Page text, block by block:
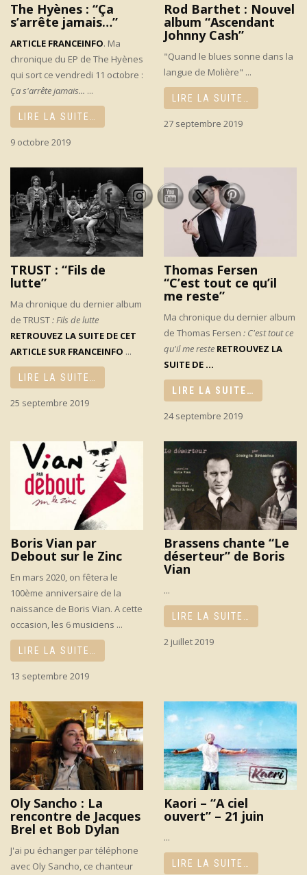
The Hyènes : “Ça
s’arrête jamais…”
ARTICLE FRANCEINFO. Ma
chronique du EP de The Hyènes
qui sort ce vendredi 11 octobre :
Ça s'arrête jamais... ...
LIRE LA SUITE…
9 octobre 2019
Rod Barthet : Nouvel
album “Ascendant
Johnny Cash”
"Quand le blues sonne dans la
langue de Molière" ...
LIRE LA SUITE…
27 septembre 2019
TRUST : “Fils de
lutte”
Ma chronique du dernier album
de TRUST: Fils de lutte
RETROUVEZ LA SUITE DE CET
ARTICLE SUR FRANCEINFO ...
LIRE LA SUITE…
25 septembre 2019
Thomas Fersen
“C’est tout ce qu’il
me reste”
Ma chronique du dernier album
de Thomas Fersen : C'est tout ce
qu'il me reste RETROUVEZ LA
SUITE DE ...
LIRE LA SUITE…
24 septembre 2019
Boris Vian par
Debout sur le Zinc
En mars 2020, on fêtera le
100ème anniversaire de la
naissance de Boris Vian. A cette
occasion, les 6 musiciens ...
LIRE LA SUITE…
13 septembre 2019
Brassens chante “Le
déserteur” de Boris
Vian
...
LIRE LA SUITE…
2 juillet 2019
Oly Sancho : La
rencontre de Jacques
Brel et Bob Dylan
J'ai pu échanger par téléphone
avec Oly Sancho, ce chanteur
Kaori – “A ciel
ouvert” – 21 juin
...
LIRE LA SUITE…